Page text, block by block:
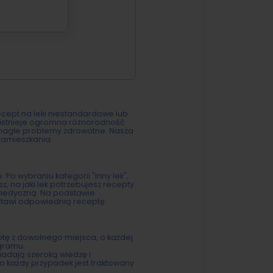
na leki niestandardowe lub
ogromna różnorodność
problemy zdrowotne. Nasza
wybraniu kategorii "Inny lek",
na jaki lek potrzebujesz recepty.
Na podstawie
odpowiednią receptę.
z dowolnego miejsca, o każdej
szeroką wiedzę i
każdy przypadek jest traktowany